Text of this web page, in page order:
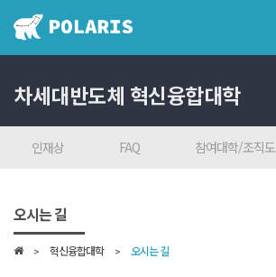
혁신융합대학
FAQ
차세대반도체 혁신융합대학
인재상 FAQ 참여대학/조직도
오시는 길
혁신융합대학 오시는 길